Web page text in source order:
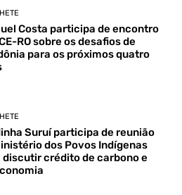
Costa participa de encontro
RO sobre os desafios de
para os próximos quatro
Suruí participa de reunião
dos Povos Indígenas
discutir crédito de carbono e